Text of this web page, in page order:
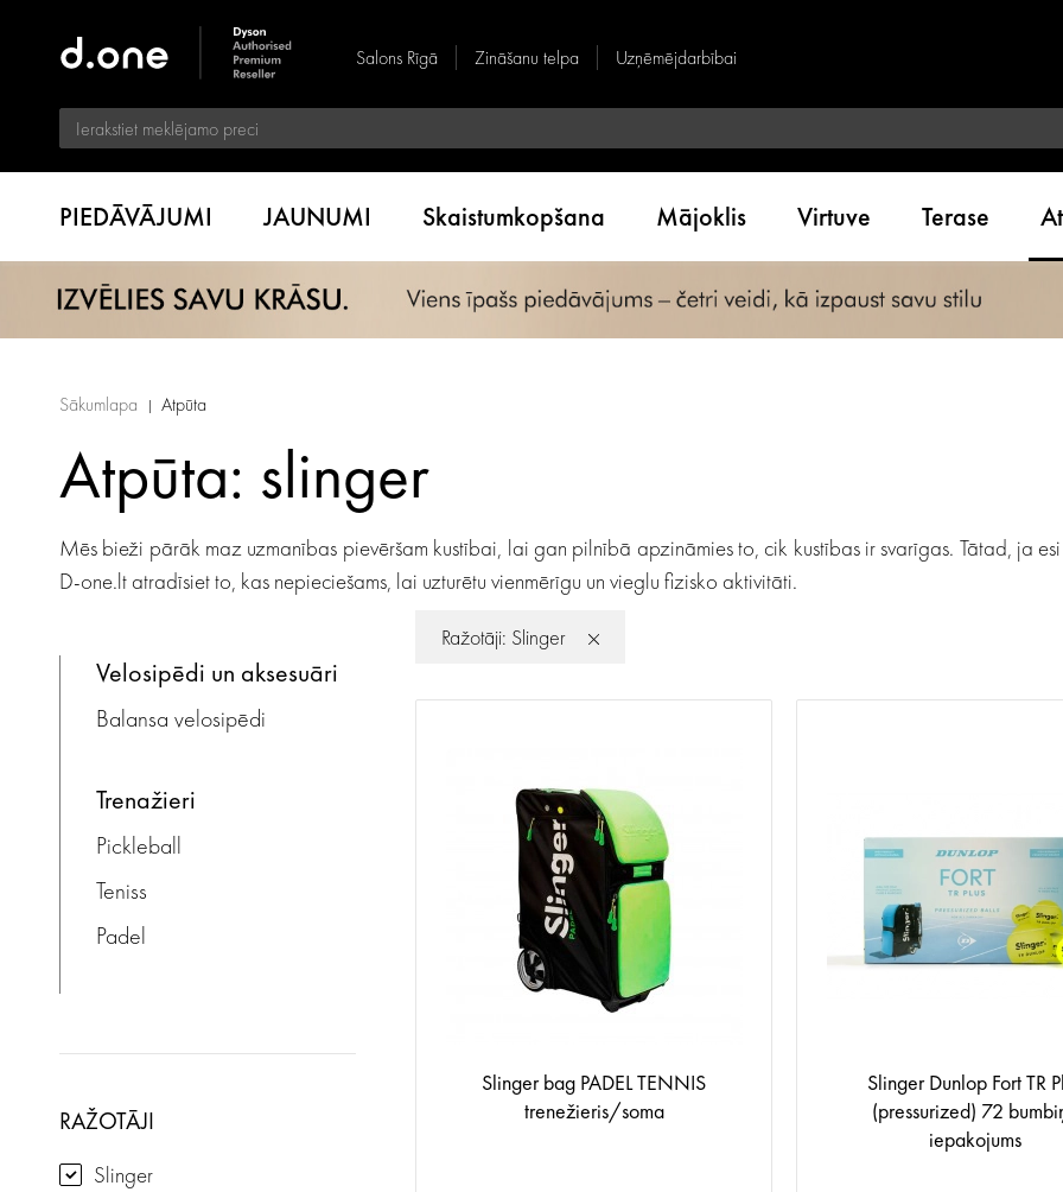
Salons Rīgā Zināšanu telpa Uzņēmējdarbībai
PIEDĀVĀJUMI JAUNUMI Skaistumkopšana Mājoklis Virtuve Terase
Sākumlapa Atpūta
Atpūta: slinger
Mēs bieži pārāk maz uzmanības pievēršam kustībai, lai gan pilnībā apzināmies to, cik kustības ir svarīgas. Tātad, ja
D-one.lt atradīsiet to, kas nepieciešams, lai uzturētu vienmērīgu un vieglu fizisko aktivitāti.
velosipēdi un aksesuāri
Balansa velosipēdi
trenažieri
Pickleball
Teniss
Padel
RAŽOTĀJI
Slinger
Ražotāji: Slinger
Slinger bag PADEL TENNIS
trenežieris/soma
Slinger Dunlop Fort TR
(pressurized) 72
iepakojums